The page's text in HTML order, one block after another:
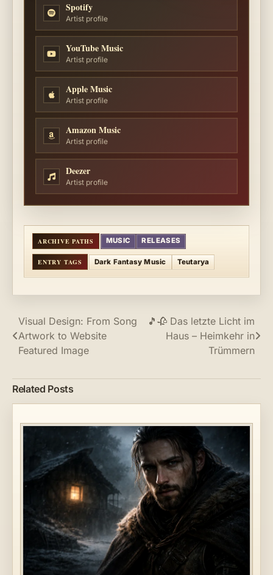
Spotify
Artist profile
YouTube Music
Artist profile
Apple Music
Artist profile
Amazon Music
Artist profile
Deezer
Artist profile
MUSIC RELEASES
Dark Fantasy Music Teutarya
Post
navigation
Visual Design: From Song
Artwork to Website
Featured Image
🎵🥀 Das letzte Licht im
Haus – Heimkehr in
Trümmern
Related Posts